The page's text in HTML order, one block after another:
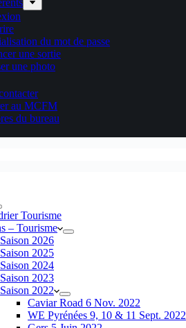
du mot de passe
une sortie
une photo
au MCFM
du bureau
Tourisme
– Tourisme
Saison 2026
Saison 2025
Saison 2024
Saison 2023
Saison 2022
Caviar Road 6 Nov. 2022
WE Pyrénées 9, 10 & 11 Sept. 2022